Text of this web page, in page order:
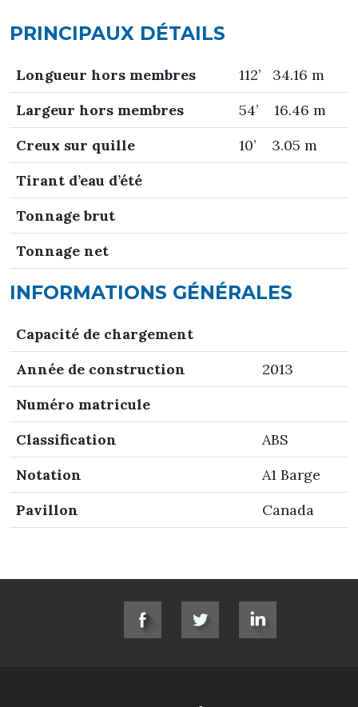
PRINCIPAUX DÉTAILS
Longueur hors membres
112’ 34.16 m
Largeur hors membres
54’ 16.46 m
Creux sur quille
10’ 3.05 m
Tirant d’eau d’été
Tonnage brut
Tonnage net
INFORMATIONS GÉNÉRALES
Capacité de chargement
Année de construction
2013
Numéro matricule
Classification
ABS
Notation
A1 Barge
Pavillon
Canada
SOCIAL LINKS